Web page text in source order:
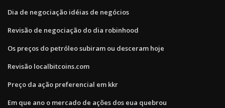
Dia de negociação idéias de negócios
Revisão de negociação do dia robinhood
Os preços do petróleo subiram ou desceram hoje
Revisão localbitcoins.com
Preço da ação preferencial em kkr
Em que ano o mercado de ações dos eua quebrou